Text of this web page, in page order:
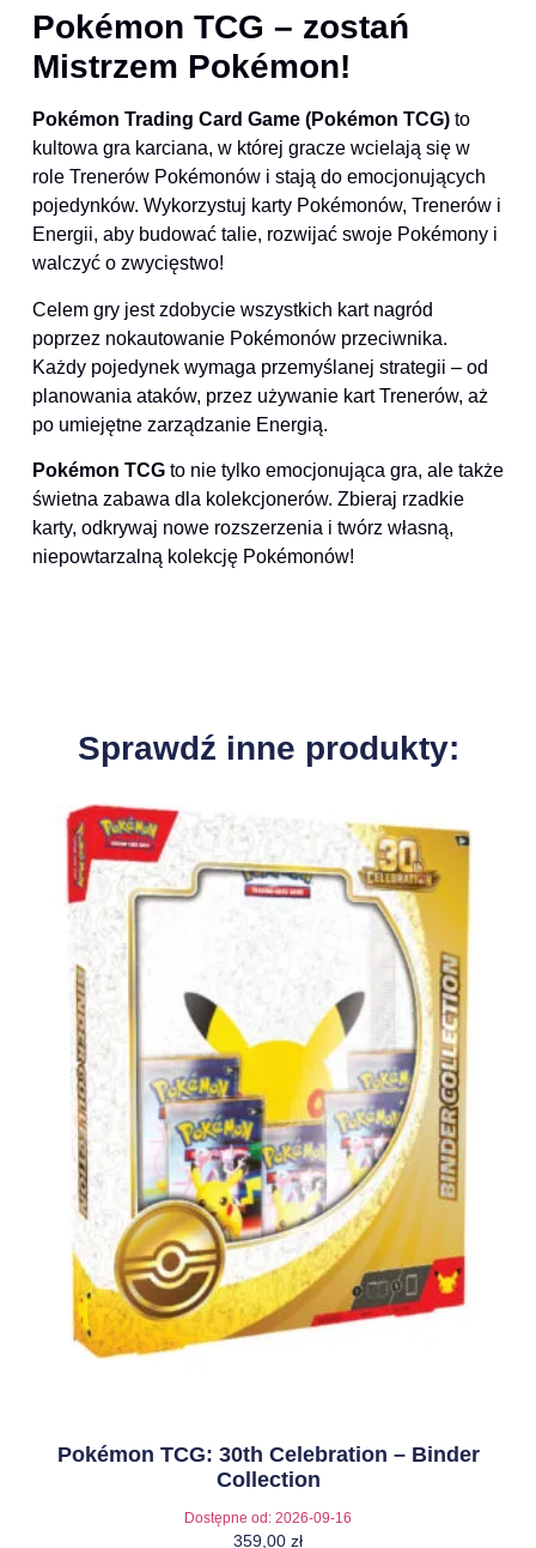
Pokémon TCG – zostań
Mistrzem Pokémon!
Pokémon Trading Card Game (Pokémon TCG)to
kultowa gra karciana, w której gracze wcielają się w
role Trenerów Pokémonów i stają do emocjonujących
pojedynków. Wykorzystuj karty Pokémonów, Trenerów i
Energii, aby budować talie, rozwijać swoje Pokémony i
walczyć o zwycięstwo!
Celem gry jest zdobycie wszystkich kart nagród
poprzez nokautowanie Pokémonów przeciwnika.
Każdy pojedynek wymaga przemyślanej strategii – od
planowania ataków, przez używanie kart Trenerów, aż
po umiejętne zarządzanie Energią.
Pokémon TCGto nie tylko emocjonująca gra, ale także
świetna zabawa dla kolekcjonerów. Zbieraj rzadkie
karty, odkrywaj nowe rozszerzenia i twórz własną,
niepowtarzalną kolekcję Pokémonów!
Sprawdź inne produkty:
Pokémon TCG: 30th Celebration – Binder
Collection
Dostępne od: 2026-09-16
359,00 zł